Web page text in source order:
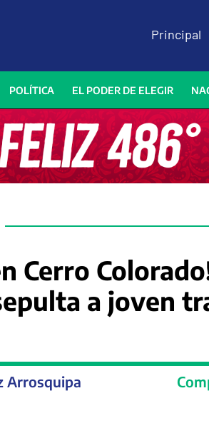
Principal
POLÍTICA EL PODER DE ELEGIR
Cerro
a joven
Arrosquipa